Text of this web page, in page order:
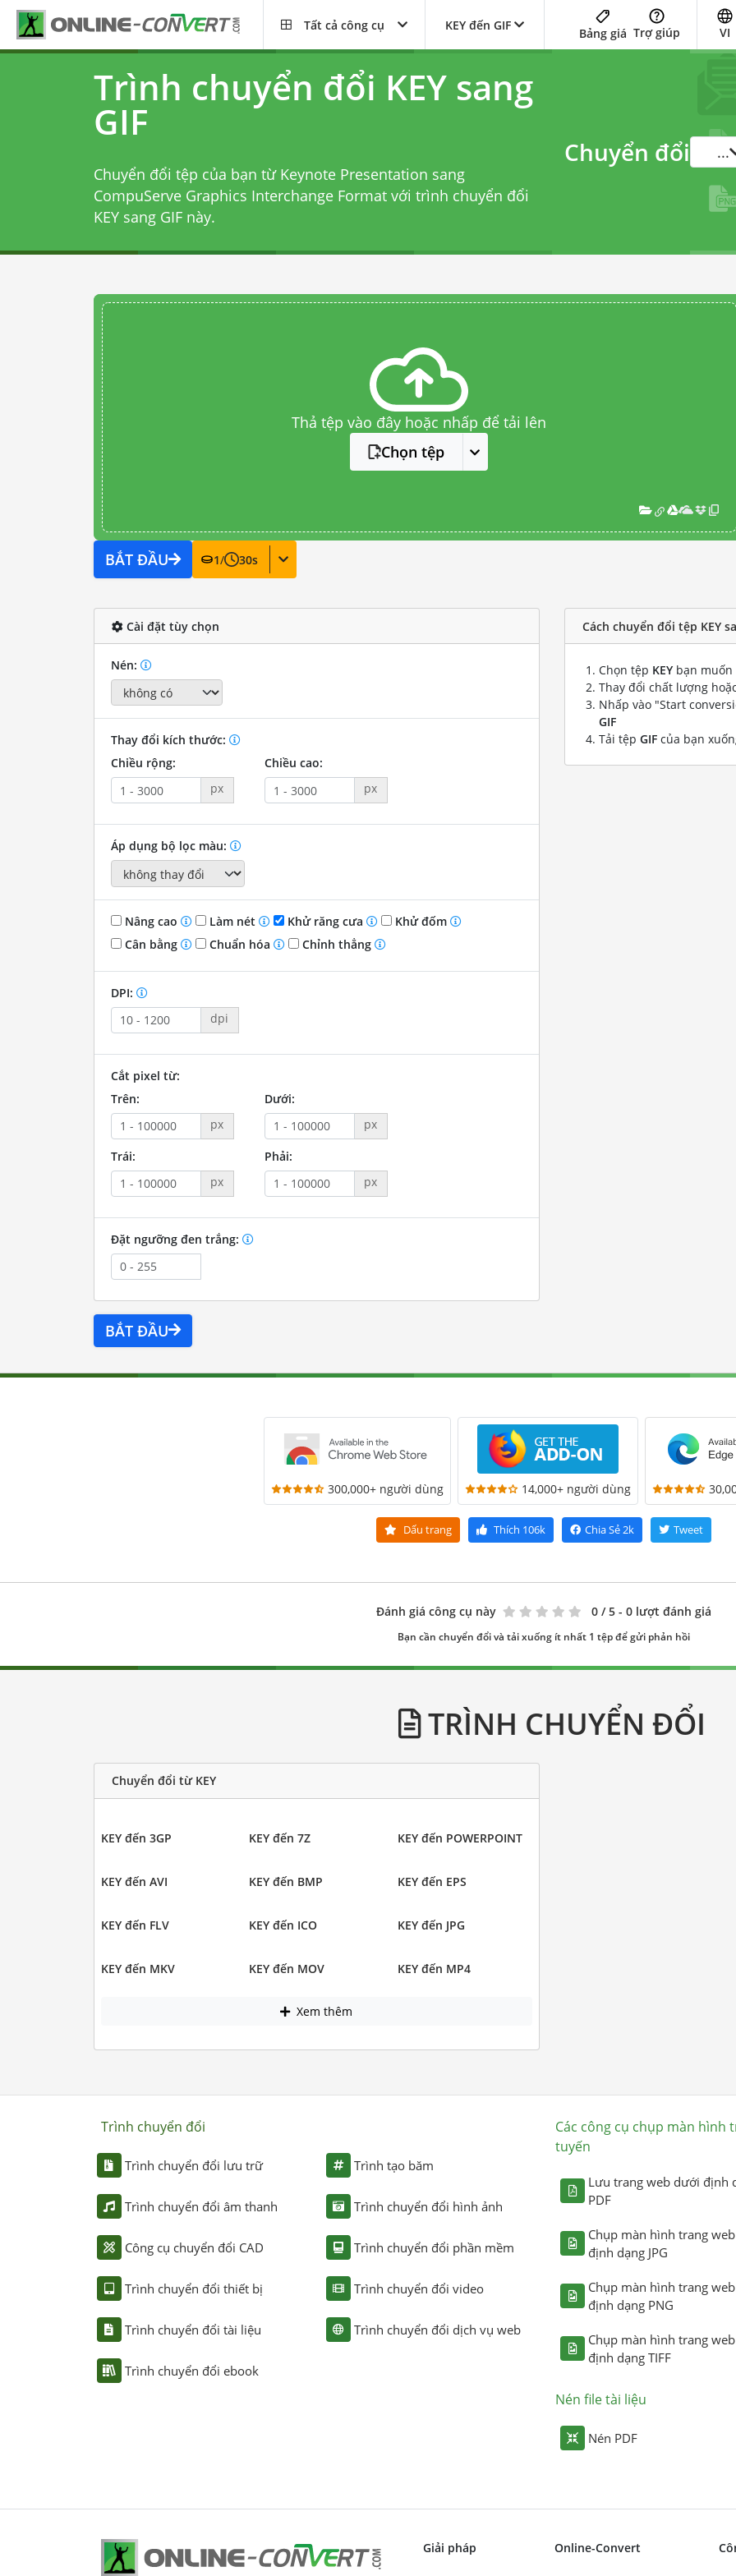
Tất cả công cụ KEY đến GIF
Bảng giá Trợ giúp VI
Trình chuyển đổi KEY sang
GIF
Chuyển đổi tệp của bạn từ Keynote Presentation sang
CompuServe Graphics Interchange Format với trình chuyển đổi
KEY sang GIFnày.
Chuyển đổi ...
Thả tệp vào đây hoặc nhấp để tải lên
Chọn tệp
BẮT ĐẦU 1/ 30s
Cài đặt tùy chọn
Nén:
Thay đổi kích thước:
Chiều rộng:
px
Chiều cao:
px
Áp dụng bộ lọc màu:
Nâng cao Làm nét Khử răng cưa
Khử đốm
Cân bằng
Chuẩn hóa Chỉnh thẳng
DPI:
dpi
Cắt pixel từ:
Trên:
px
Dưới:
px
Trái:
px
Phải:
px
Đặt ngưỡng đen trắng:
BẮT ĐẦU
Cách chuyển đổi tệp KEY
Chọn tệp KEY bạn
Thay đổi chất lượng
Nhấp vào "Start
GIF
Tải tệp GIF của bạn
300,000+ người dùng 14,000+ người dùng
Dấu trang Thích 106k Chia Sẻ2k Tweet
Đánh giá công cụ này 0 / 5 - 0 lượt đánh giá
Bạn cần chuyển đổi và tải xuống ít nhất 1 tệp để gửi phản hồi
TRÌNH CHUYỂN ĐỔI
Chuyển đổi từ KEY
KEY đến 3GP KEY đến 7Z KEY đến POWERPOINT
KEY đến AVI KEY đến BMP KEY đến EPS
KEY đến FLV KEY đến ICO KEY đến JPG
KEY đến MKV KEY đến MOV KEY đến MP4
Xem thêm
Trình chuyển đổi
Trình chuyển đổi lưu trữ
Trình chuyển đổi âm thanh
Công cụ chuyển đổi CAD
Trình chuyển đổi thiết bị
Trình chuyển đổi tài liệu
Trình chuyển đổi ebook
Trình tạo băm
Trình chuyển đổi hình ảnh
Trình chuyển đổi phần mềm
Trình chuyển đổi video
Trình chuyển đổi dịch vụ web
Các công cụ chụp màn hình
tuyến
Lưu trang web dưới định
PDF
Chụp màn hình trang
định dạng JPG
Chụp màn hình trang
định dạng PNG
Chụp màn hình trang
định dạng TIFF
Nén file tài liệu
Nén PDF
Giải pháp Online-Convert